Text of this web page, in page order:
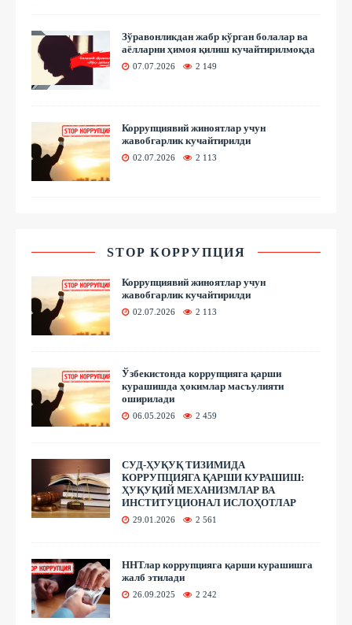
Зўравонликдан жабр кўрган болалар ва
аёлларни ҳимоя қилиш кучайтирилмоқда
07.07.2026 2 149
Коррупциявий жиноятлар учун
жавобгарлик кучайтирилди
02.07.2026 2 113
STOP КОРРУПЦИЯ
Коррупциявий жиноятлар учун
жавобгарлик кучайтирилди
02.07.2026 2 113
Ўзбекистонда коррупцияга қарши
курашишда ҳокимлар масъулияти
оширилади
06.05.2026 2 459
СУД-ҲУҚУҚ ТИЗИМИДА
КОРРУПЦИЯГА ҚАРШИ КУРАШИШ:
ҲУҚУҚИЙ МЕХАНИЗМЛАР ВА
ИНСТИТУЦИОНАЛ ИСЛОҲОТЛАР
29.01.2026 2 561
ННТлар коррупцияга қарши курашишга
жалб этилади
26.09.2025 2 242